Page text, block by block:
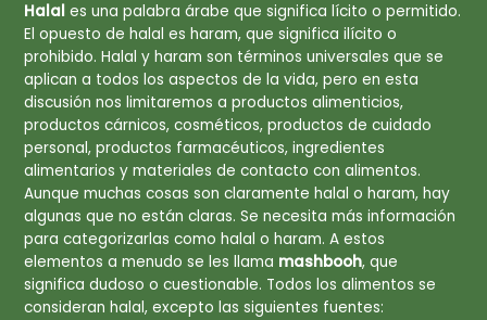
Halal es una palabra árabe que significa lícito o permitido.
El opuesto de halal es haram, que significa ilícito o
prohibido. Halal y haram son términos universales que se
aplican a todos los aspectos de la vida, pero en esta
discusión nos limitaremos a productos alimenticios,
productos cárnicos, cosméticos, productos de cuidado
personal, productos farmacéuticos, ingredientes
alimentarios y materiales de contacto con alimentos.
Aunque muchas cosas son claramente halal o haram, hay
algunas que no están claras. Se necesita más información
para categorizarlas como halal o haram. A estos
elementos a menudo se les llama mashbooh, que
significa dudoso o cuestionable. Todos los alimentos se
consideran halal, excepto las siguientes fuentes: